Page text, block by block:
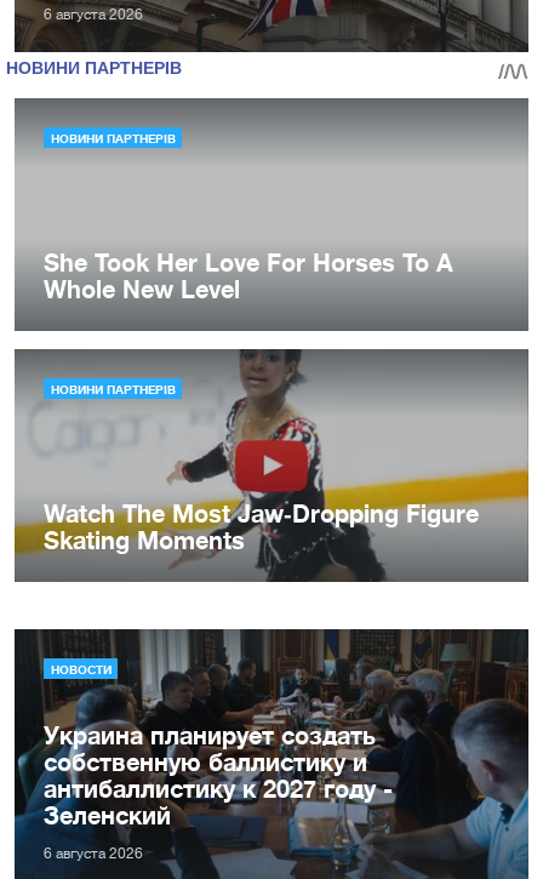
6 августа 2026
НОВОСТИ
Украина планирует создать
собственную баллистику и
антибаллистику к 2027 году -
Зеленский
6 августа 2026